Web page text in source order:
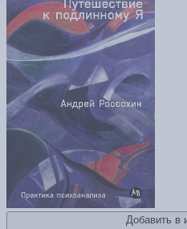
Добавить в